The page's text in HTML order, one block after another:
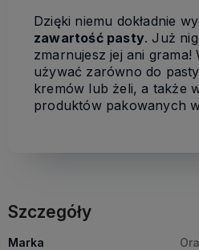
Dzięki niemu dokładnie
zawartość pasty. Już
zmarnujesz jej ani grama!
używać zarówno do
kremów lub żeli, a także
produktów pakowanych
Szczegóły
Marka